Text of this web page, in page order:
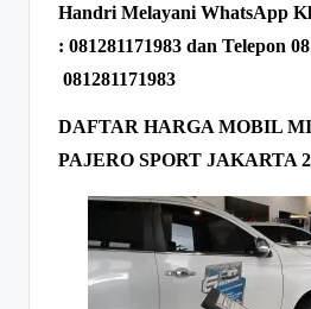
Handri Melayani WhatsApp
: 081281171983 dan Telepon
081281171983
DAFTAR HARGA MOBIL
PAJERO SPORT JAKARTA